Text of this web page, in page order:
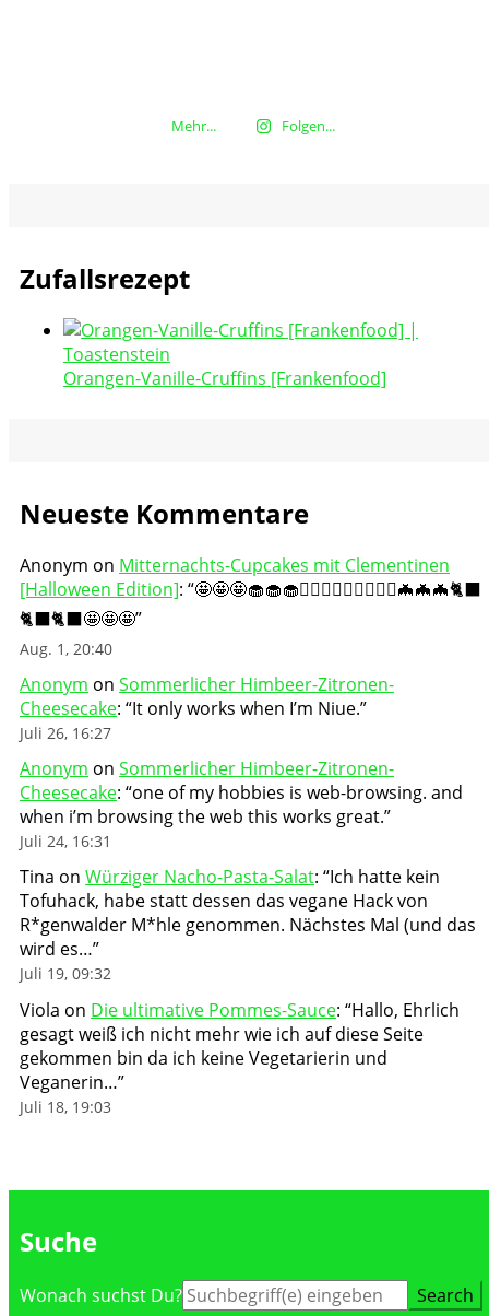
Mehr... Folgen...
Zufallsrezept
Orangen-Vanille-Cruffins [Frankenfood]
Neueste Kommentare
Anonym on Mitternachts-Cupcakes mit Clementinen
[Halloween Edition]: “🤩🤩🤩🧁🧁🧁🧛🏻‍♀️🧛🏻‍♀️🧛🏻‍♀️🦇🦇🦇🐈‍⬛
🐈‍⬛🐈‍⬛🤩🤩🤩”
Aug. 1, 20:40
Anonym on Sommerlicher Himbeer-Zitronen-
Cheesecake: “It only works when I’m Niue.”
Juli 26, 16:27
Anonym on Sommerlicher Himbeer-Zitronen-
Cheesecake: “one of my hobbies is web-browsing. and
when i’m browsing the web this works great.”
Juli 24, 16:31
Tina on Würziger Nacho-Pasta-Salat: “Ich hatte kein
Tofuhack, habe statt dessen das vegane Hack von
R*genwalder M*hle genommen. Nächstes Mal (und das
wird es…”
Juli 19, 09:32
Viola on Die ultimative Pommes-Sauce: “Hallo, Ehrlich
gesagt weiß ich nicht mehr wie ich auf diese Seite
gekommen bin da ich keine Vegetarierin und
Veganerin…”
Juli 18, 19:03
Suche
Suche
Wonach suchst Du?